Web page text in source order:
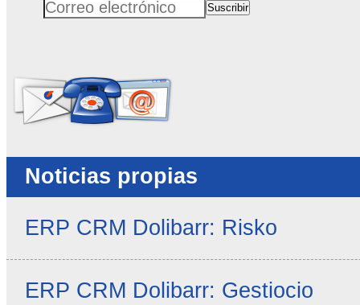
Correo electrónicoSuscribir
Noticias propias
ERP CRM Dolibarr: Risko
ERP CRM Dolibarr: Gestiocio